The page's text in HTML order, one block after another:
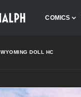
COMICS
WYOMING DOLL HC